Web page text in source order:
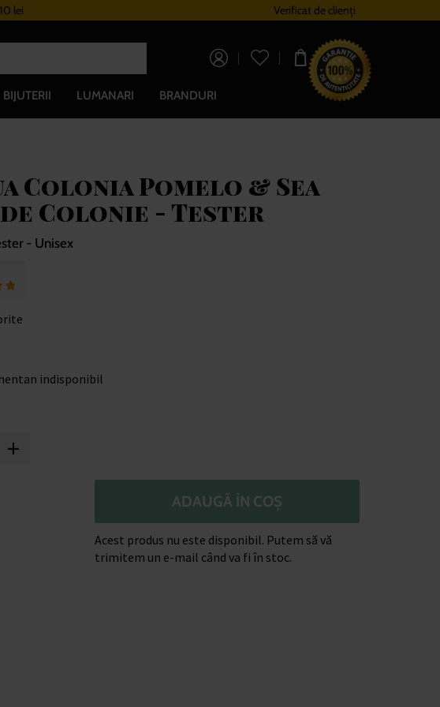
lei Verificat de clienți
0,00 lei
BIJUTERII LUMANARI BRANDURI
Colonia Pomelo & Sea
de Colonie - Tester
- Unisex
indisponibil
+
ADAUGĂ ÎN COȘ
Acest produs nu este disponibil. Putem să vă
trimitem un e-mail când va fi în stoc.